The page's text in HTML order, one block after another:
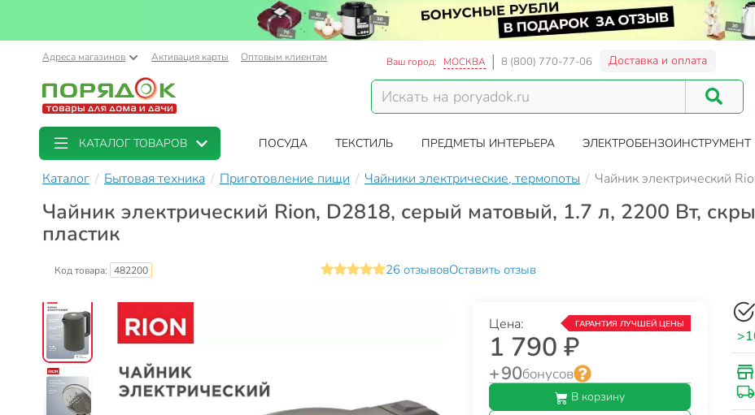
Адреса магазинов Активация карты Оптовым клиентам Ваш город: МОСКВА 8 (800) 770-77-06 Доставка и оплата
КАТАЛОГ ТОВАРОВ ПОСУДА ТЕКСТИЛЬ ПРЕДМЕТЫ ИНТЕРЬЕРА ЭЛЕКТРОБЕНЗОИНСТРУМЕНТ
Каталог Бытовая техника Приготовление пищи Чайники электрические, термопоты Чайник электрический
Чайник электрический Rion, D2818, серый матовый, 1.7 л, 2200 Вт,
пластик
Код товара: 482200 26 отзывовОставить отзыв
ГАРАНТИЯ ЛУЧШЕЙ ЦЕНЫ
Цена:
1 790 ₽
+ 90бонусов
В корзину